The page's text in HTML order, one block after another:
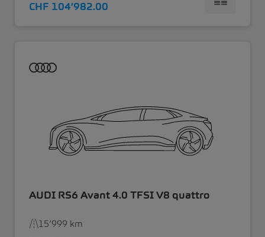
CHF 104’982.00
AUDI RS6 Avant 4.0 TFSI V8 quattro
15’999 km